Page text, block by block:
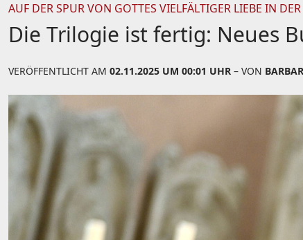
AUF DER SPUR VON GOTTES VIELFÄLTIGER LIEBE IN
Die Trilogie ist fertig: Neues
VERÖFFENTLICHT AM 02.11.2025 UM 00:01 UHR – VON